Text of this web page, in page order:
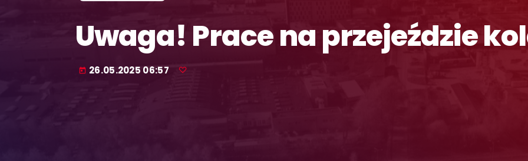
Uwaga! Prace na przejeździe
today 26.05.2025 06:57